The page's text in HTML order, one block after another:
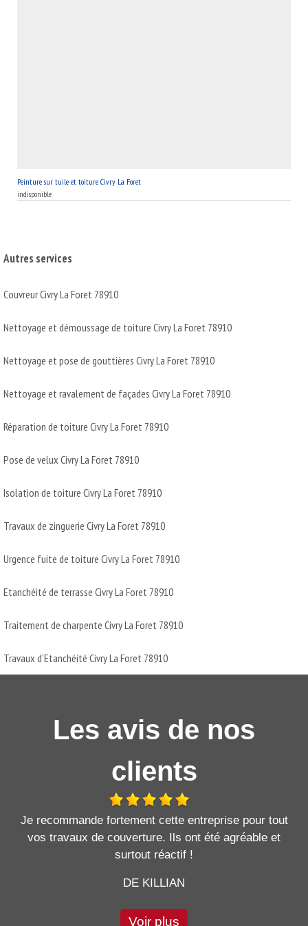
Peinture sur tuile et toiture Civry La Foret
indisponible
Autres services
Couvreur Civry La Foret 78910
Nettoyage et démoussage de toiture Civry La Foret 78910
Nettoyage et pose de gouttières Civry La Foret 78910
Nettoyage et ravalement de façades Civry La Foret 78910
Réparation de toiture Civry La Foret 78910
Pose de velux Civry La Foret 78910
Isolation de toiture Civry La Foret 78910
Travaux de zinguerie Civry La Foret 78910
Urgence fuite de toiture Civry La Foret 78910
Etanchéité de terrasse Civry La Foret 78910
Traitement de charpente Civry La Foret 78910
Travaux d'Etanchéité Civry La Foret 78910
Les avis de nos
clients
Je recommande fortement cette entreprise pour tout
vos travaux de couverture. Ils ont été agréable et
surtout réactif !
DE KILLIAN
Voir plus